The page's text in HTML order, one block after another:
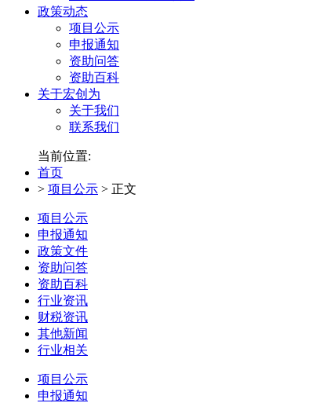
政策动态
项目公示
申报通知
资助问答
资助百科
关于宏创为
关于我们
联系我们
当前位置:
首页
> 项目公示 > 正文
项目公示
申报通知
政策文件
资助问答
资助百科
行业资讯
财税资讯
其他新闻
行业相关
项目公示
申报通知